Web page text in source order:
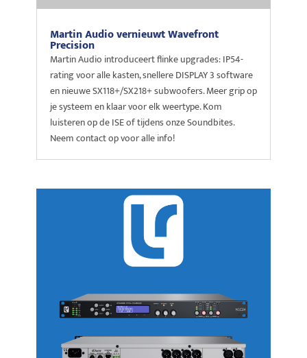
Martin Audio vernieuwt Wavefront
Precision
Martin Audio introduceert flinke upgrades: IP54-
rating voor alle kasten, snellere DISPLAY 3 software
en nieuwe SX118+/SX218+ subwoofers. Meer grip op
je systeem en klaar voor elk weertype. Kom
luisteren op de ISE of tijdens onze Soundbites.
Neem contact op voor alle info!